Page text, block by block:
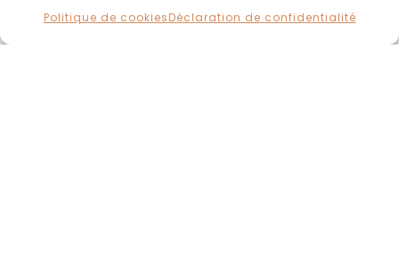
Politique de cookiesDéclaration de confidentialité